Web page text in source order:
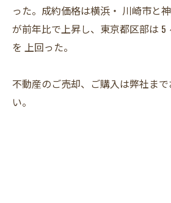
った。成約価格は横浜・ 川崎市と
が前年比で上昇し、東京都区部は 5
を 上回った。
不動産のご売却、ご購入は弊社ま
い。